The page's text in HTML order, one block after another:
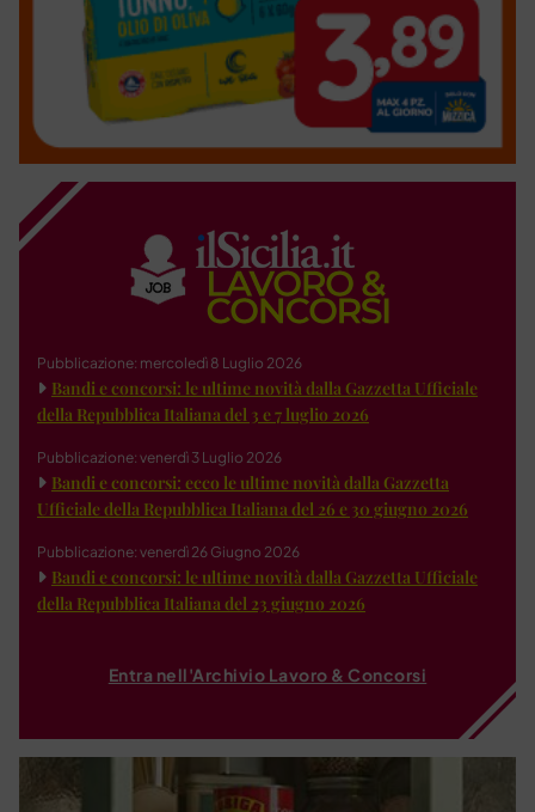
Pubblicazione: mercoledì 8 Luglio 2026
Bandi e concorsi: le ultime novità dalla Gazzetta Ufficiale
della Repubblica Italiana del 3 e 7 luglio 2026
Pubblicazione: venerdì 3 Luglio 2026
Bandi e concorsi: ecco le ultime novità dalla Gazzetta
Ufficiale della Repubblica Italiana del 26 e 30 giugno 2026
Pubblicazione: venerdì 26 Giugno 2026
Bandi e concorsi: le ultime novità dalla Gazzetta Ufficiale
della Repubblica Italiana del 23 giugno 2026
Entra nell'Archivio Lavoro & Concorsi